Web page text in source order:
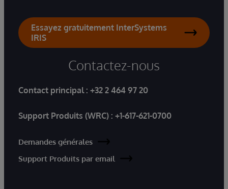
Essayez gratuitement InterSystems
IRIS
Contactez-nous
Contact principal : +32 2 464 97 20
Support Produits (WRC) : +1-617-621-0700
Demandes générales
Support Produits par email